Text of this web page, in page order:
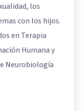
los
con los hijos.
en Terapia
Humana y
Neurobiología